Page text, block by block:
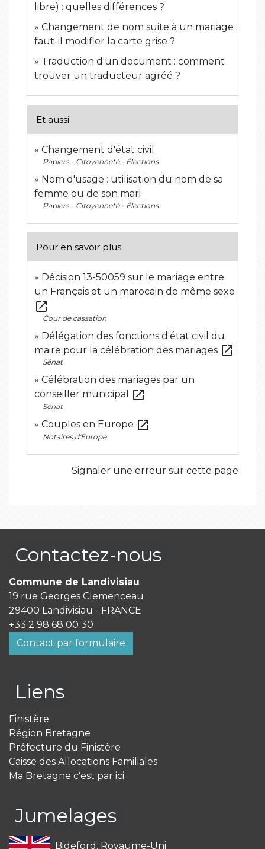
libre) : quelles différences ?
Changement de nom suite à un mariage :
faut-il modifier la carte grise ?
Traduction d'un document : comment
trouver un traducteur agréé ?
Et aussi
Changement d'état civil
Papiers - Citoyenneté - Élections
Nom d'usage : utilisation du nom de sa
femme ou de son mari
Papiers - Citoyenneté - Élections
Pour en savoir plus
Décision 13-50059 sur le mariage entre
un Français et un marocain de même sexe
open_in_new
Cour de cassation
Délégation des fonctions d'état civil du
maire pour la célébration des mariages open_in_new
Sénat
Célébration des mariages par un
conseiller municipal
open_in_new
Sénat
Couples en Europe open_in_new
Notaires d'Europe
Signaler une erreur sur cette page
Contactez-nous
Commune de Landivisiau
19 rue Georges Clemenceau
29400 Landivisiau - FRANCE
+33 2 98 68 00 30
Contact par formulaire
Liens
Finistère
Région Bretagne
Préfecture du Finistère
Caisse des Allocations Familiales
Ma Bretagne c'est par ici
Jumelages
Bideford, Royaume-Uni